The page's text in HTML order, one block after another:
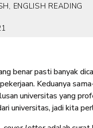
, ENGLISH READING
benar pasti banyak
Keduanya
universitas yang
universitas, jadi kita